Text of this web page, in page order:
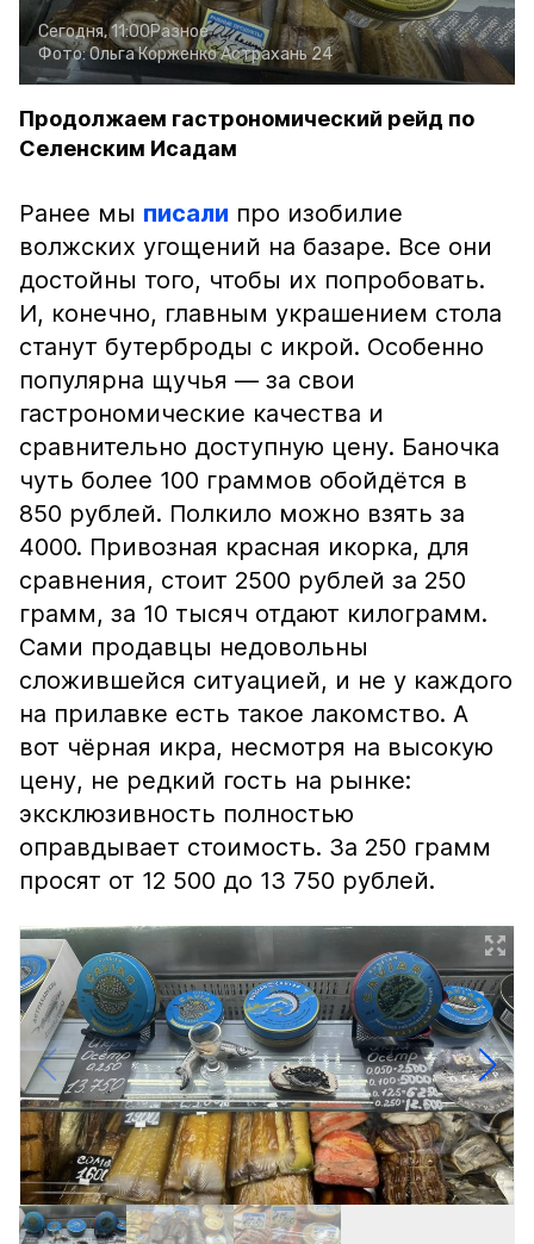
Сегодня, 11:00Разное
Фото:Ольга КорженкоАстрахань 24
Продолжаем гастрономический рейд по
Селенским Исадам
Ранее мы писали про изобилие
волжских угощений на базаре. Все они
достойны того, чтобы их попробовать.
И, конечно, главным украшением стола
станут бутерброды с икрой. Особенно
популярна щучья — за свои
гастрономические качества и
сравнительно доступную цену. Баночка
чуть более 100 граммов обойдётся в
850 рублей. Полкило можно взять за
4000. Привозная красная икорка, для
сравнения, стоит 2500 рублей за 250
грамм, за 10 тысяч отдают килограмм.
Сами продавцы недовольны
сложившейся ситуацией, и не у каждого
на прилавке есть такое лакомство. А
вот чёрная икра, несмотря на высокую
цену, не редкий гость на рынке:
эксклюзивность полностью
оправдывает стоимость. За 250 грамм
просят от 12 500 до 13 750 рублей.